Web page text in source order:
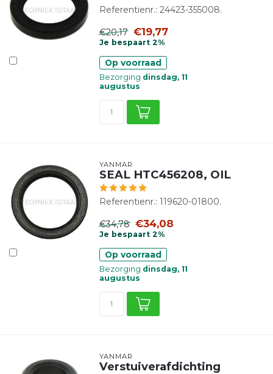
Referentienr.: 24423-355008.
€20,17 €19,77
Je bespaart 2%
Op voorraad
Bezorging dinsdag, 11
augustus
YANMAR
SEAL HTC456208, OIL
Referentienr.: 119620-01800.
€34,78 €34,08
Je bespaart 2%
Op voorraad
Bezorging dinsdag, 11
augustus
YANMAR
Verstuiverafdichting